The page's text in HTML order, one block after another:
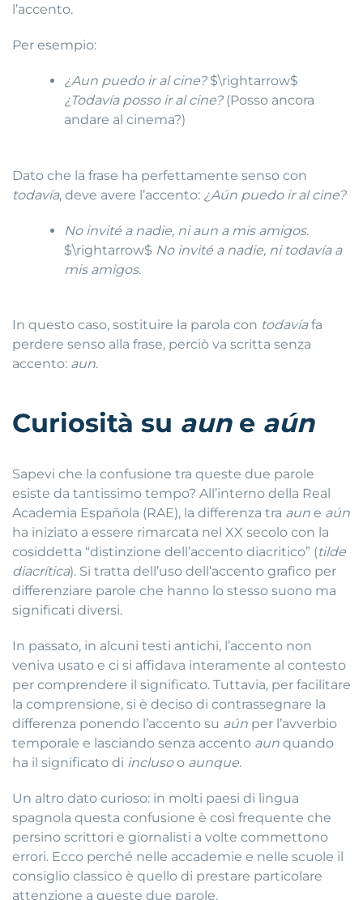
l’accento.
Per esempio:
¿Aun puedo ir al cine?$\rightarrow$
¿Todavía posso ir al cine?(Posso ancora
andare al cinema?)
Dato che la frase ha perfettamente senso con
todavía, deve avere l’accento: ¿Aún puedo ir al cine?
No invité a nadie, ni aun a mis amigos.
$\rightarrow$ No invité a nadie, ni todavía a
mis amigos.
In questo caso, sostituire la parola con todavíafa
perdere senso alla frase, perciò va scritta senza
accento: aun.
Curiosità su aune aún
Sapevi che la confusione tra queste due parole
esiste da tantissimo tempo? All’interno della Real
Academia Española (RAE), la differenza tra aun e aún
ha iniziato a essere rimarcata nel XX secolo con la
cosiddetta “distinzione dell’accento diacritico” (tilde
diacrítica). Si tratta dell’uso dell’accento grafico per
differenziare parole che hanno lo stesso suono ma
significati diversi.
In passato, in alcuni testi antichi, l’accento non
veniva usato e ci si affidava interamente al contesto
per comprendere il significato. Tuttavia, per facilitare
la comprensione, si è deciso di contrassegnare la
differenza ponendo l’accento su aún per l’avverbio
temporale e lasciando senza accento aun quando
ha il significato di inclusoo aunque.
Un altro dato curioso: in molti paesi di lingua
spagnola questa confusione è così frequente che
persino scrittori e giornalisti a volte commettono
errori. Ecco perché nelle accademie e nelle scuole il
consiglio classico è quello di prestare particolare
attenzione a queste due parole.